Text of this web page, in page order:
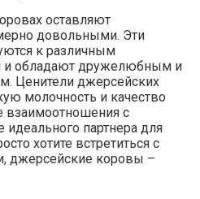
оставляют
довольными. Эти
к различным
и обладают дружелюбным и
Ценители джерсейских
молочность и качество
взаимоотношения с
партнера для
хотите встретиться с
джерсейские коровы –